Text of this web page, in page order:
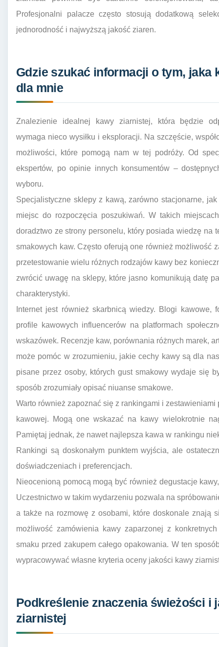
Profesjonalni palacze często stosują dodatkową
jednorodność i najwyższą jakość ziaren.
Gdzie szukać informacji o tym, jaka
dla mnie
Znalezienie idealnej kawy ziarnistej, która będzie
wymaga nieco wysiłku i eksploracji. Na szczęście,
możliwości, które pomogą nam w tej podróży. Od
ekspertów, po opinie innych konsumentów –
wyboru.
Specjalistyczne sklepy z kawą, zarówno stacjonarne,
miejsc do rozpoczęcia poszukiwań. W takich
doradztwo ze strony personelu, który posiada wiedzę na
smakowych kaw. Często oferują one również możliwość
przetestowanie wielu różnych rodzajów kawy bez
zwrócić uwagę na sklepy, które jasno komunikują datę
charakterystyki.
Internet jest również skarbnicą wiedzy. Blogi kawowe,
profile kawowych influencerów na platformach
wskazówek. Recenzje kaw, porównania różnych marek,
może pomóc w zrozumieniu, jakie cechy kawy są dla
pisane przez osoby, których gust smakowy wydaje się
sposób zrozumiały opisać niuanse smakowe.
Warto również zapoznać się z rankingami i
kawowej. Mogą one wskazać na kawy wielokrotnie
Pamiętaj jednak, że nawet najlepsza kawa w rankingu
Rankingi są doskonałym punktem wyjścia, ale
doświadczeniach i preferencjach.
Nieocenioną pomocą mogą być również degustacje
Uczestnictwo w takim wydarzeniu pozwala na
a także na rozmowę z osobami, które doskonale znają
możliwość zamówienia kawy zaparzonej z
smaku przed zakupem całego opakowania. W ten
wypracowywać własne kryteria oceny jakości kawy
Podkreślenie znaczenia świeżości i
ziarnistej